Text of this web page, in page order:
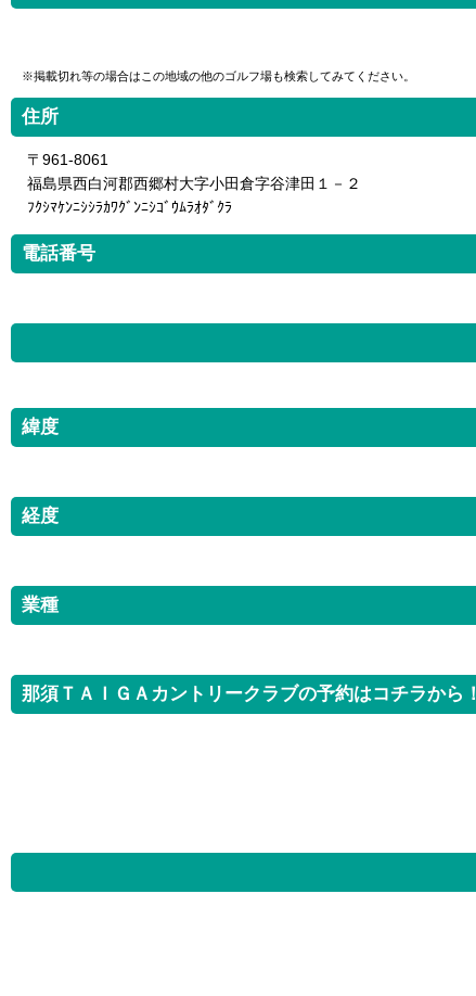
※掲載切れ等の場合はこの地域の他のゴルフ場も検索してみてください。
住所
〒961-8061
福島県西白河郡西郷村大字小田倉字谷津田１－２
ﾌｸｼﾏｹﾝﾆｼｼﾗｶﾜｸﾞﾝﾆｼｺﾞｳﾑﾗｵﾀﾞｸﾗ
電話番号
緯度
経度
業種
那須ＴＡＩＧＡカントリークラブの予約はコチラから！